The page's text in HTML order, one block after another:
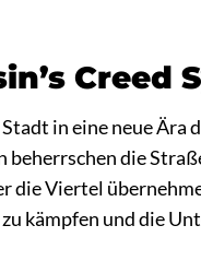
Creed
in eine neue Ära
die
Viertel
kämpfen und die